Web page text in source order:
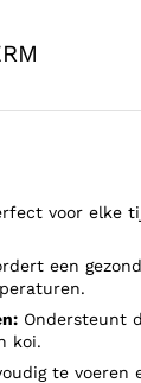
voor elke
een
Ondersteunt
koi.
te voeren